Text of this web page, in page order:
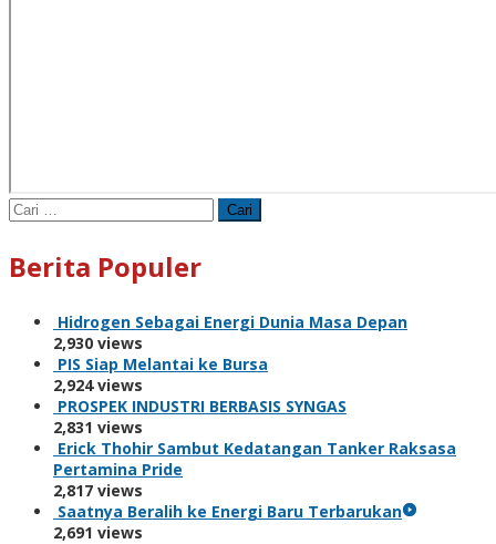
Cari
untuk:
Berita Populer
Hidrogen Sebagai Energi Dunia Masa Depan
2,930 views
PIS Siap Melantai ke Bursa
2,924 views
PROSPEK INDUSTRI BERBASIS SYNGAS
2,831 views
Erick Thohir Sambut Kedatangan Tanker Raksasa
Pertamina Pride
2,817 views
Saatnya Beralih ke Energi Baru Terbarukan
2,691 views